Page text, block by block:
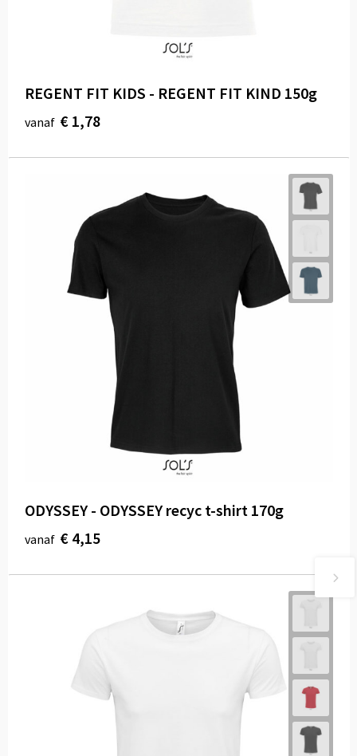
REGENT FIT KIDS - REGENT FIT KIND 150g
vanaf € 1,78
ODYSSEY - ODYSSEY recyc t-shirt 170g
vanaf € 4,15